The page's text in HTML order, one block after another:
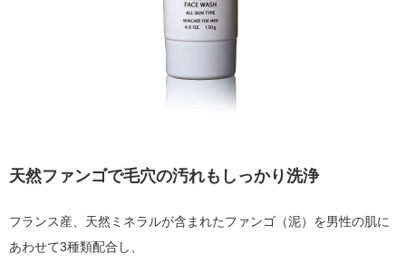
天然ファンゴで毛穴の汚れもしっかり洗浄
フランス産、天然ミネラルが含まれたファンゴ（泥）を男性の肌に
あわせて3種類配合し、